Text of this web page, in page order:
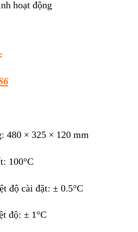
hoạt động
480 × 325 × 120 mm
100°C
độ cài đặt: ± 0.5°C
độ: ± 1°C